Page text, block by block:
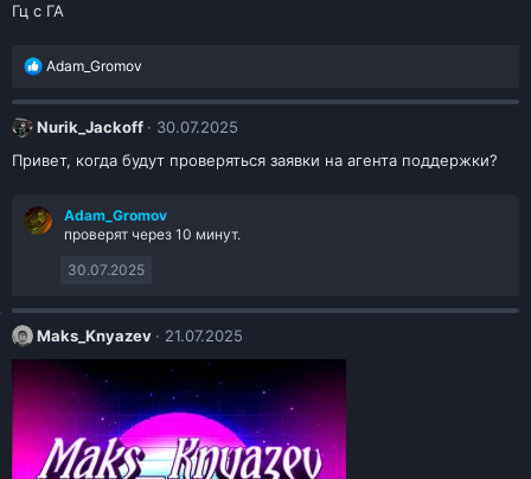
и
Гц с ГА
Р
а
к
и
Adam_Gromov
Nurik_Jackoff
30.07.2025
Привет, когда будут проверяться заявки на агента поддержки?
Adam_Gromov
проверят через 10 минут.
30.07.2025
Maks_Knyazev 21.07.2025